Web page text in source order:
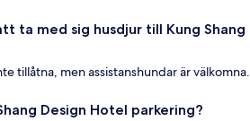
ta med sig husdjur till Kung Shang
tillåtna, men assistanshundar är välkomna.
Design Hotel parkering?